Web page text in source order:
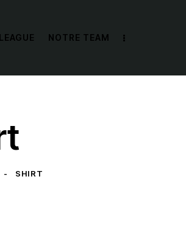
NOTRE TEAM
SHIRT